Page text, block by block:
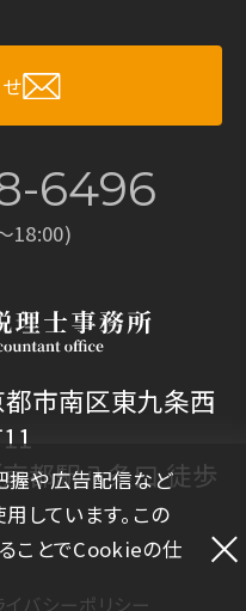
握や広告配信など
しています。この
ことでCookieの仕
6496
18:00)
市南区東九条西
都駅八条口 徒歩
イバシーポリシー